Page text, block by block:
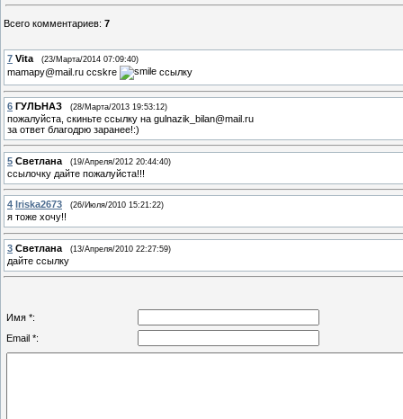
Всего комментариев: 7
7 Vita (23/Марта/2014 07:09:40)
mamapy@mail.ru ccskre ссылку
6 ГУЛЬНАЗ (28/Марта/2013 19:53:12)
пожалуйста, скиньте ссылку на gulnazik_bilan@mail.ru
за ответ благодрю заранее!:)
5 Светлана (19/Апреля/2012 20:44:40)
ссылочку дайте пожалуйста!!!
4 Iriska2673 (26/Июля/2010 15:21:22)
я тоже хочу!!
3 Светлана (13/Апреля/2010 22:27:59)
дайте ссылку
Имя *:
Email *: